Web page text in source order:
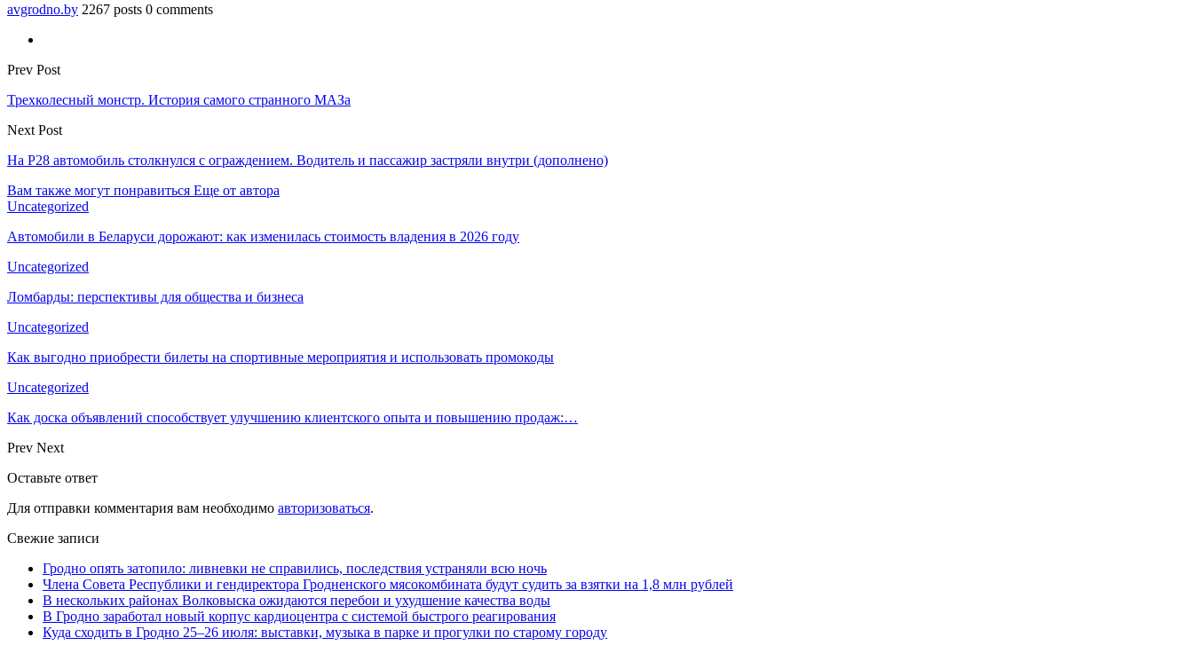
avgrodno.by 2267 posts 0 comments
Prev Post
Трехколесный монстр. История самого странного МАЗа
Next Post
На Р28 автомобиль столкнулся с ограждением. Водитель и пассажир застряли внутри (дополнено)
Вам также могут понравиться Еще от автора
Uncategorized
Автомобили в Беларуси дорожают: как изменилась стоимость владения в 2026 году
Uncategorized
Ломбарды: перспективы для общества и бизнеса
Uncategorized
Как выгодно приобрести билеты на спортивные мероприятия и использовать промокоды
Uncategorized
Как доска объявлений способствует улучшению клиентского опыта и повышению продаж:…
Prev Next
Оставьте ответ
Для отправки комментария вам необходимо авторизоваться.
Свежие записи
Гродно опять затопило: ливневки не справились, последствия устраняли всю ночь
Члена Совета Республики и гендиректора Гродненского мясокомбината будут судить за взятки на 1,8 млн рублей
В нескольких районах Волковыска ожидаются перебои и ухудшение качества воды
В Гродно заработал новый корпус кардиоцентра с системой быстрого реагирования
Куда сходить в Гродно 25–26 июля: выставки, музыка в парке и прогулки по старому городу